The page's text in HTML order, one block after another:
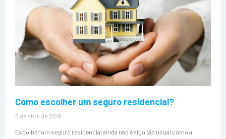
Como escolher um seguro residencial?
6 de abril de 2019
Escolher um seguro residencial ainda não é algo tão usual como a